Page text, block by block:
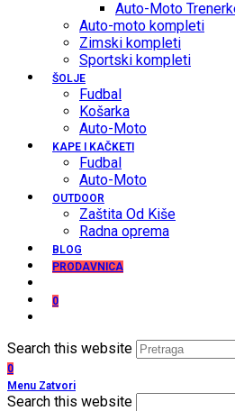
Auto-Moto
Auto-moto kompleti
Zimski kompleti
Sportski kompleti
ŠOLJE
Fudbal
Košarka
Auto-Moto
KAPE I KAČKETI
Fudbal
Auto-Moto
OUTDOOR
Zaštita Od Kiše
Radna oprema
BLOG
PRODAVNICA
0
Search this website
0
Menu Zatvori
Search this website